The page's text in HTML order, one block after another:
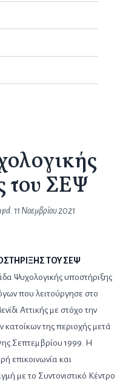
του ΣΕΨ
11 Νοεμβρίου 2021
ΤΟΥ ΣΕΨ
Ψυχολογικής υποστήριξης
που λειτούργησε στο
Αττικής με στόχο την
της περιοχής μετά
Σεπτεμβρίου 1999. Η
επικοινωνία και
με το Συντονιστικό Κέντρο